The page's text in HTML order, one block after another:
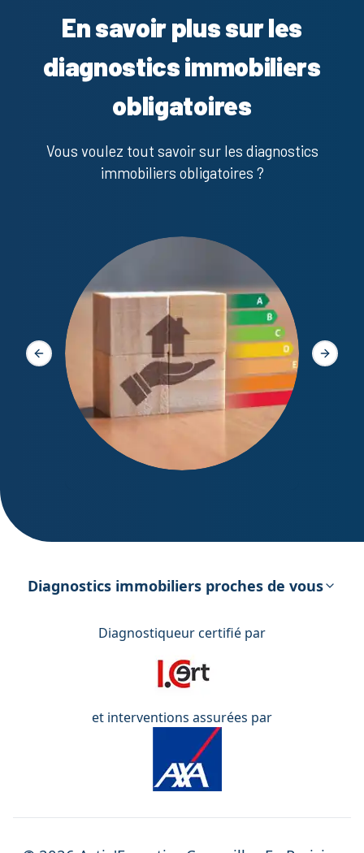
En savoir plus sur les
diagnostics immobiliers
obligatoires
Vous voulez tout savoir sur les diagnostics
immobiliers obligatoires ?
énergétique
Slide précédente Slide
Diagnostics immobiliers proches de vous
Diagnostiqueur certifié par
et interventions assurées par